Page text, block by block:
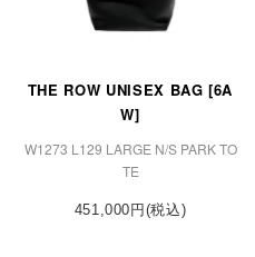
THE ROW UNISEX BAG [6A
W]
W1273 L129 LARGE N/S PARK TO
TE
451,000円(税込)